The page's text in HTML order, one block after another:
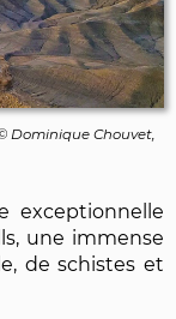
Dominique Chouvet,
exceptionnelle
une immense
de schistes et